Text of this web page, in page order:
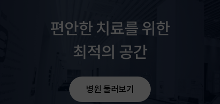
편안한 치료를 위한
최적의 공간
병원 둘러보기